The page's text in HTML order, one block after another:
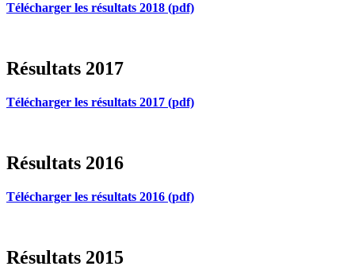
Télécharger les résultats 2018 (pdf)
Résultats 2017
Télécharger les résultats 2017 (pdf)
Résultats 2016
Télécharger les résultats 2016 (pdf)
Résultats 2015